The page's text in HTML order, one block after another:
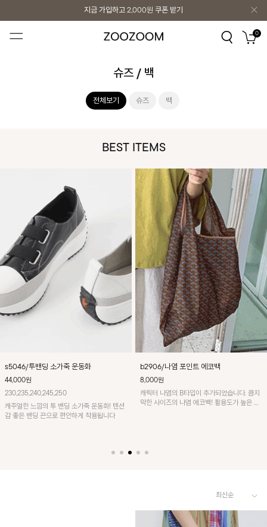
지금 가입하고 2,000원 쿠폰 받기
지금 가입하고 2,000원 쿠폰 받기 0
슈즈 / 백
전체보기 슈즈 백
BEST ITEMS
s5046/투밴딩 소가죽 운동화
44,000원
230,235,240,245,250
캐주얼한 느낌의 투 밴딩 소가죽 운동화! 텐션
감 좋은 밴딩 끈으로 편안하게 착용됩니다
b2906/나염 포인트 에코백
8,000원
캐릭터 나염의 B타입이 추가되었습니다. 큼지
막한 사이즈의 나염 에코백! 활용도가 높은 아